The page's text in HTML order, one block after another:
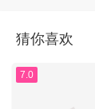
猜你喜欢
7.0